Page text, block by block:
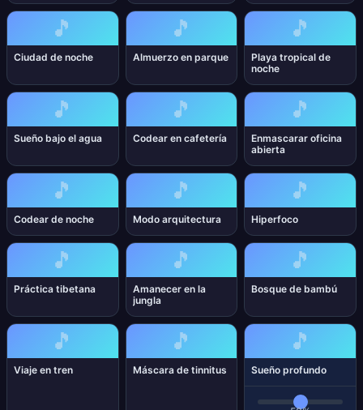
🎵
Ciudad de noche
🎵
Almuerzo en parque
🎵
Playa tropical de
noche
🎵
Sueño bajo el agua
🎵
Codear en cafetería
🎵
Enmascarar oficina
abierta
🎵
Codear de noche
🎵
Modo arquitectura
🎵
Hiperfoco
🎵
Práctica tibetana
🎵
Amanecer en la
jungla
🎵
Bosque de bambú
🎵
Viaje en tren
🎵
Máscara de tinnitus
🎵
Sueño profundo